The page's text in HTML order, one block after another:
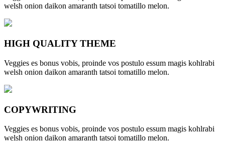
welsh onion daikon amaranth tatsoi tomatillo melon.
HIGH QUALITY THEME
Veggies es bonus vobis, proinde vos postulo essum magis kohlrabi
welsh onion daikon amaranth tatsoi tomatillo melon.
COPYWRITING
Veggies es bonus vobis, proinde vos postulo essum magis kohlrabi
welsh onion daikon amaranth tatsoi tomatillo melon.